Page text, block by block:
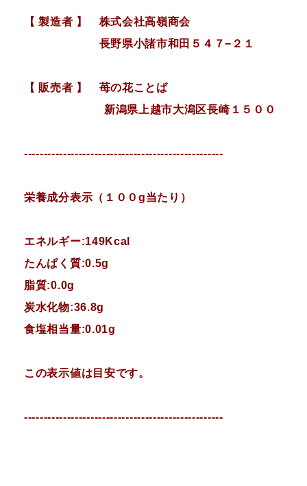
【 製造者 】 株式会社高嶺商会
長野県小諸市和田５４７−２１
【 販売者 】 苺の花ことば
新潟県上越市大潟区長崎１５００
---------------------------------------------------
栄養成分表示（１００g当たり）
エネルギー:149Kcal
たんぱく質:0.5g
脂質:0.0g
炭水化物:36.8g
食塩相当量:0.01g
この表示値は目安です。
---------------------------------------------------